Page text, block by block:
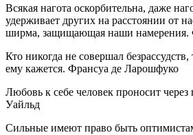
Всякая нагота оскорбительна, даже
удерживает других на расстоянии от
ширма, защищающая наши намерения.
Кто никогда не совершал
ему кажется. Франсуа де Ларошфуко
Любовь к себе человек проносит
Уайльд
Сильные имеют право быть